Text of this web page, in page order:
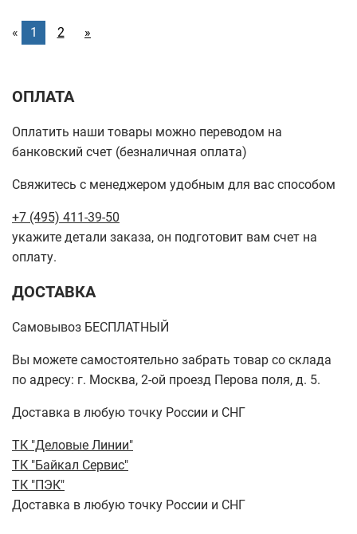
« 1 2 »
ОПЛАТА
Оплатить наши товары можно переводом на
банковский счет (безналичная оплата)
Свяжитесь с менеджером удобным для вас способом
+7 (495) 411-39-50
укажите детали заказа, он подготовит вам счет на
оплату.
ДОСТАВКА
Самовывоз БЕСПЛАТНЫЙ
Вы можете самостоятельно забрать товар со склада
по адресу: г. Москва, 2-ой проезд Перова поля, д. 5.
Доставка в любую точку России и СНГ
ТК "Деловые Линии"
ТК "Байкал Сервис"
ТК "ПЭК"
Доставка в любую точку России и СНГ